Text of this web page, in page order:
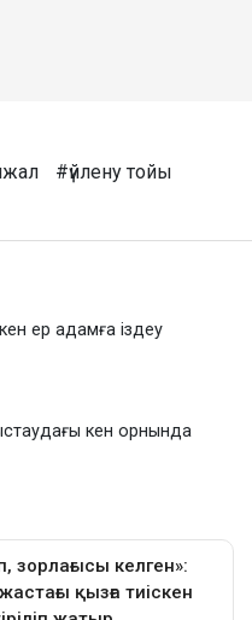
#үйлену тойы
ер адамға іздеу
кен орнында